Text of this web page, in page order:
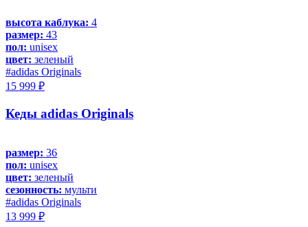
высота каблука: 4
размер: 43
пол: unisex
цвет: зеленый
#adidas Originals
15 999 ₽
Кеды adidas Originals
размер: 36
пол: unisex
цвет: зеленый
сезонность: мульти
#adidas Originals
13 999 ₽